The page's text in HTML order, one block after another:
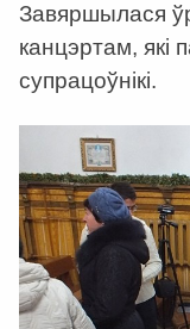
Завяршылася
канцэртам, які
супрацоўнікі.